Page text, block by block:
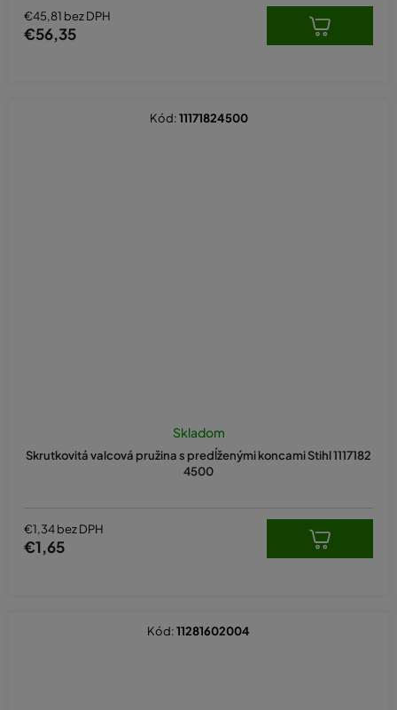
€45,81 bez DPH
€56,35
Skrutkovitá valcová pružina s predĺženými koncami Stihl 1117182
4500
Skladom
€1,34 bez DPH
€1,65
Kód:11171824500
Kód:11281602004